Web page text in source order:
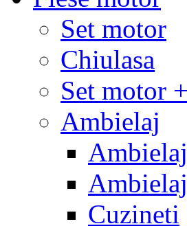
Set motor
Chiulasa
Set motor
Ambielaj
Cuzineti